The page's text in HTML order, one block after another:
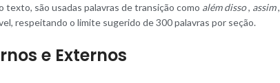
são usadas palavras de transição como além disso, assim,
respeitando o limite sugerido de 300 palavras por seção.
e Externos